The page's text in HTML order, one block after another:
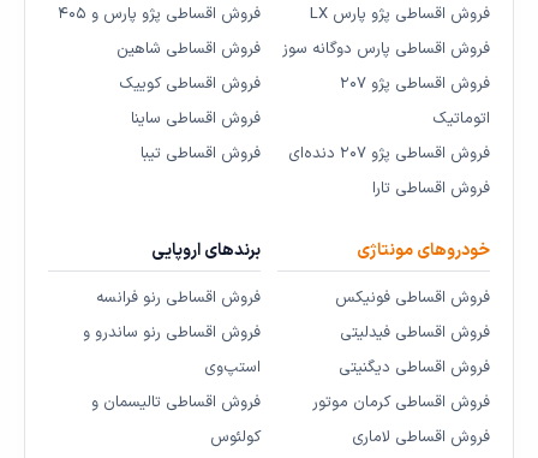
فروش اقساطی پژو پارس LX
فروش اقساطی پارس دوگانه سوز
فروش اقساطی پژو ۲۰۷
اتوماتیک
فروش اقساطی پژو ۲۰۷ دنده‌ای
فروش اقساطی تارا
فروش اقساطی پژو پارس و ۴۰۵
فروش اقساطی شاهین
فروش اقساطی کوییک
فروش اقساطی ساینا
فروش اقساطی تیبا
خودروهای مونتاژی
فروش اقساطی فونیکس
فروش اقساطی فیدلیتی
فروش اقساطی دیگنیتی
فروش اقساطی کرمان موتور
فروش اقساطی لاماری
برندهای اروپایی
فروش اقساطی رنو فرانسه
فروش اقساطی رنو ساندرو و
استپ‌وی
فروش اقساطی تالیسمان و
کولئوس